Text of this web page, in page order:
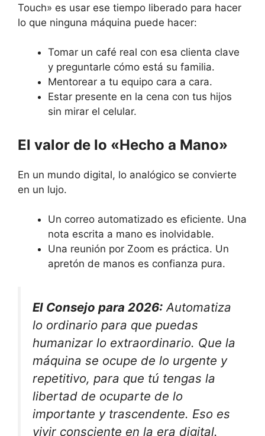
Touch» es usar ese tiempo liberado para hacer
lo que ninguna máquina puede hacer:
Tomar un café real con esa clienta clave
y preguntarle cómo está su familia.
Mentorear a tu equipo cara a cara.
Estar presente en la cena con tus hijos
sin mirar el celular.
El valor de lo «Hecho a Mano»
En un mundo digital, lo analógico se convierte
en un lujo.
Un correo automatizado es eficiente. Una
nota escrita a mano es inolvidable.
Una reunión por Zoom es práctica. Un
apretón de manos es confianza pura.
El Consejo para 2026: Automatiza
lo ordinario para que puedas
humanizar lo extraordinario. Que la
máquina se ocupe de lo urgente y
repetitivo, para que tú tengas la
libertad de ocuparte de lo
importante y trascendente. Eso es
vivir consciente en la era digital.